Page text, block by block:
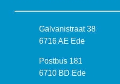
B
e
o
e
Galvanistraat 38
6716 AE Ede
P
o
Postbus 181
6710 BD Ede